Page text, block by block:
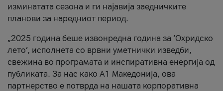
изминатата сезона и ги најавија заедничките
планови за наредниот период.
„2025 година беше извонредна година за ‘Охридско
лето’, исполнета со врвни уметнички изведби,
свежина во програмата и инспиративна енергија од
публиката. За нас како A1 Македонија, ова
партнерство е потврда на нашата корпоративна